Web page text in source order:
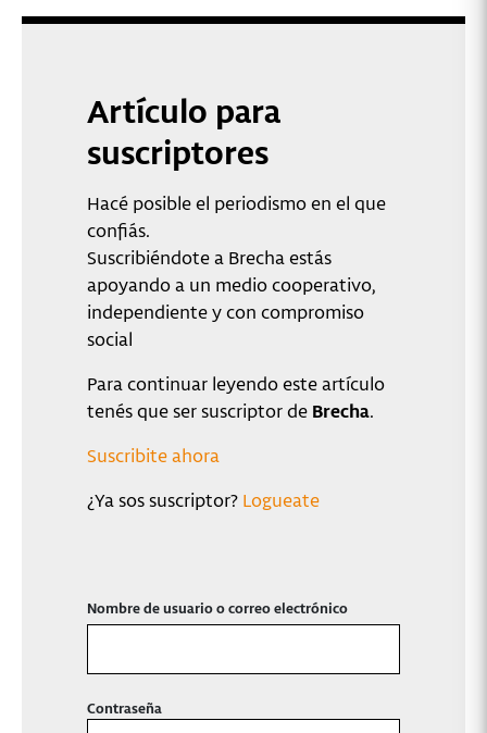
Artículo para
suscriptores
Hacé posible el periodismo en el que
confiás.
Suscribiéndote a Brecha estás
apoyando a un medio cooperativo,
independiente y con compromiso
social
Para continuar leyendo este artículo
tenés que ser suscriptor de Brecha.
Suscribite ahora
¿Ya sos suscriptor? Logueate
Nombre de usuario o correo electrónico
Contraseña